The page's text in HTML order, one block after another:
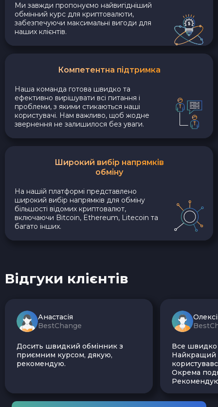
Ми завжди пропонуємо найвигідніший
обмінний курс для криптовалюти,
забезпечуючи максимальні вигоди для
наших клієнтів.
Компетентна підтримка
Наша команда готова швидко та
ефективно вирішувати всі питання і
проблеми, з якими стикаються наші
користувачі. Нам важливо, щоб жодне
звернення не залишилося без уваги.
Широкий вибір напрямків
обміну
На нашій платформі представлено
широкий вибір напрямків для обміну
більшості відомих криптовалют,
включаючи Bitcoin, Ethereum, Litecoin та
багато інших.
Відгуки клієнтів
Анастасія
BestChange
Досить швидкий обмінник з
приємним курсом, дякую,
рекомендую.
Все швидко
Найкращий
Окрема